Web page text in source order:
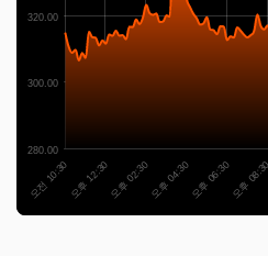
오전 10:30오후 12:30오후 02:30오후 04:30오후 06:30오후 08:30
280.00
300.00
320.00